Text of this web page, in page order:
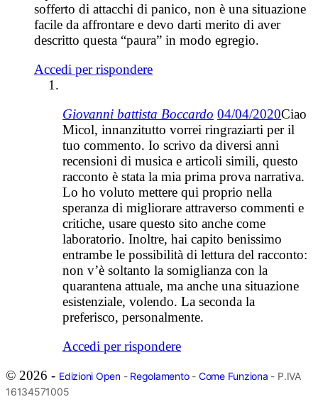
sofferto di attacchi di panico, non è una situazione
facile da affrontare e devo darti merito di aver
descritto questa “paura” in modo egregio.
Accedi per rispondere
Giovanni battista Boccardo 04/04/2020Ciao
Micol, innanzitutto vorrei ringraziarti per il
tuo commento. Io scrivo da diversi anni
recensioni di musica e articoli simili, questo
racconto è stata la mia prima prova narrativa.
Lo ho voluto mettere qui proprio nella
speranza di migliorare attraverso commenti e
critiche, usare questo sito anche come
laboratorio. Inoltre, hai capito benissimo
entrambe le possibilità di lettura del racconto:
non v’è soltanto la somiglianza con la
quarantena attuale, ma anche una situazione
esistenziale, volendo. La seconda la
preferisco, personalmente.
Accedi per rispondere
© 2026 - Edizioni Open- Regolamento- Come Funziona - P.IVA
16134571005